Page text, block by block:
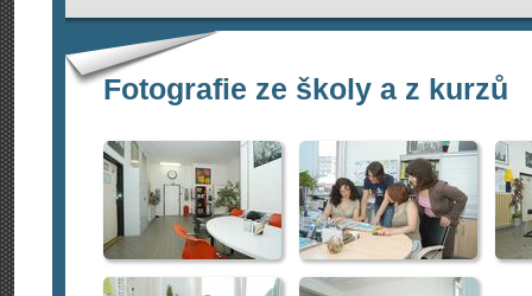
Fotografie ze školy a z kurzů